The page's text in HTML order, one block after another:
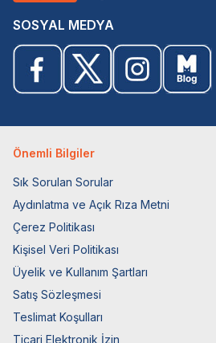
SOSYAL MEDYA
Önemli Bilgiler
Sık Sorulan Sorular
Aydınlatma ve Açık Rıza Metni
Çerez Politikası
Kişisel Veri Politikası
Üyelik ve Kullanım Şartları
Satış Sözleşmesi
Teslimat Koşulları
Ticari Elektronik İzin